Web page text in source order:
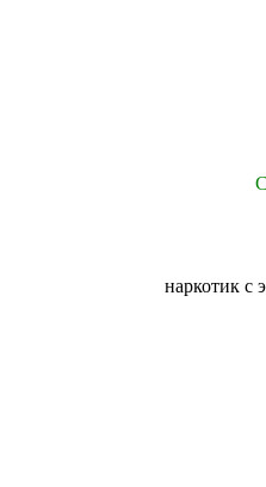
наркотик с